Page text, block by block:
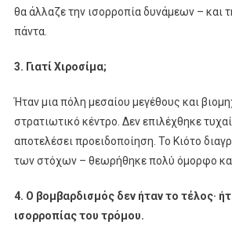
θα άλλαζε την ισορροπία δυνάμεων – και
πάντα.
3. Γιατί Χιροσίμα;
Ήταν μια πόλη μεσαίου μεγέθους και
στρατιωτικό κέντρο. Δεν επιλέχθηκε
αποτελέσει προειδοποίηση. Το Κιότο
των στόχων – θεωρήθηκε πολύ όμορφο και
4. Ο βομβαρδισμός δεν ήταν το τέλος·
ισορροπίας του τρόμου.